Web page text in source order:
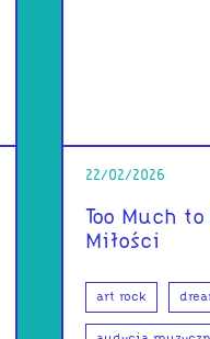
22/02/2026
Too Much
Miłości
art rock